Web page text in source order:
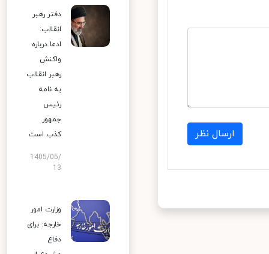
ارسال نظر
دفتر رهبر
انقلاب:
ادعا درباره
واکنش
رهبر انقلاب
به نامه
رئیس
جمهور
کذب است
1405/05/
13
وزارت امور
خارجه: برای
دفاع